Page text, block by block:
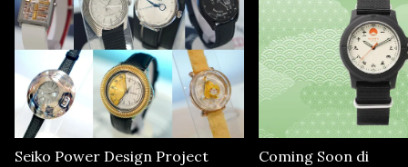
Seiko Power Design Project
Coming Soon di